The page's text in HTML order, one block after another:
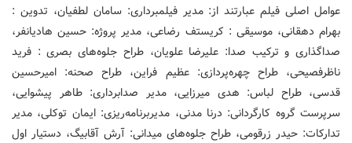
عوامل اصلی فیلم عبارتند از: مدیر فیلمبرداری: سامان لطفیان، تدوین :
بهرام دهقانی، موسیقی : کریستف رضاعی، مدیر پروژه: حسین هادیانفر،
صداگذاری و ترکیب صدا: علیرضا علویان، طراح جلوه‌های بصری : فرید
ناظرفصیحی، طراح چهره‌پردازی: عظیم فراین، طراح صحنه: امیرحسین
قدسی، طراح لباس: هدی میرزایی، مدیر صدابرداری: طاهر پیشوایی،
سرپرست گروه کارگردانی: درنا مدنی، مدیربرنامه‌ریزی: ایمان توکلی، مدیر
تدارکات: حیدر زرقومی، طراح جلوه‌های میدانی: آرش آقابیگ، دستیار اول